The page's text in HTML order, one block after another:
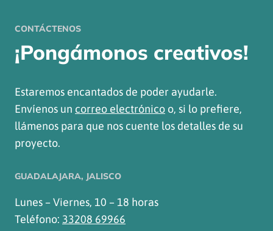
CONTÁCTENOS
¡Pongámonos creativos!
Estaremos encantados de poder ayudarle.
Envíenos un correo electrónico o, si lo prefiere,
llámenos para que nos cuente los detalles de su
proyecto.
GUADALAJARA, JALISCO
Lunes – Viernes, 10 – 18 horas
Teléfono: 33208 69966